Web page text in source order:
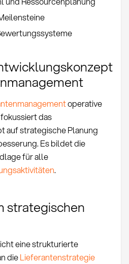
operative
das
auf strategische Planung
Es bildet die
für alle
.
strategischen
eine strukturierte
dieLieferantenstrategie